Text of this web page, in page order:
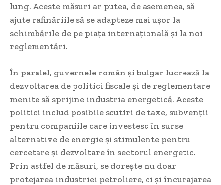
lung. Aceste măsuri ar putea, de asemenea, să
ajute rafinăriile să se adapteze mai ușor la
schimbările de pe piața internațională și la noi
reglementări.
În paralel, guvernele român și bulgar lucrează la
dezvoltarea de politici fiscale și de reglementare
menite să sprijine industria energetică. Aceste
politici includ posibile scutiri de taxe, subvenții
pentru companiile care investesc în surse
alternative de energie și stimulente pentru
cercetare și dezvoltare în sectorul energetic.
Prin astfel de măsuri, se dorește nu doar
protejarea industriei petroliere, ci și încurajarea